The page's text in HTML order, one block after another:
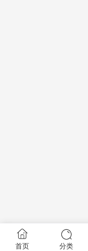
首页 分类